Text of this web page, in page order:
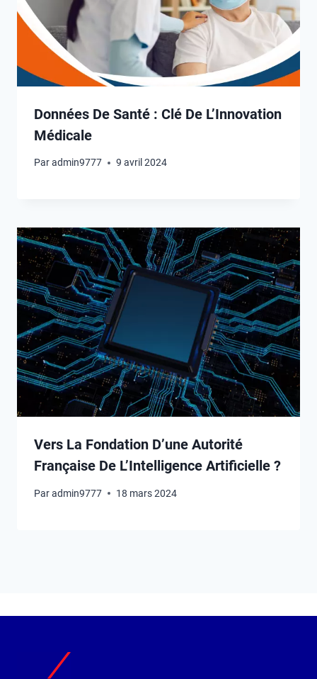
Données De Santé : Clé De L’Innovation
Médicale
Paradmin9777 9 avril 2024
Vers La Fondation D’une Autorité
Française De L’Intelligence Artificielle ?
Paradmin9777 18 mars 2024